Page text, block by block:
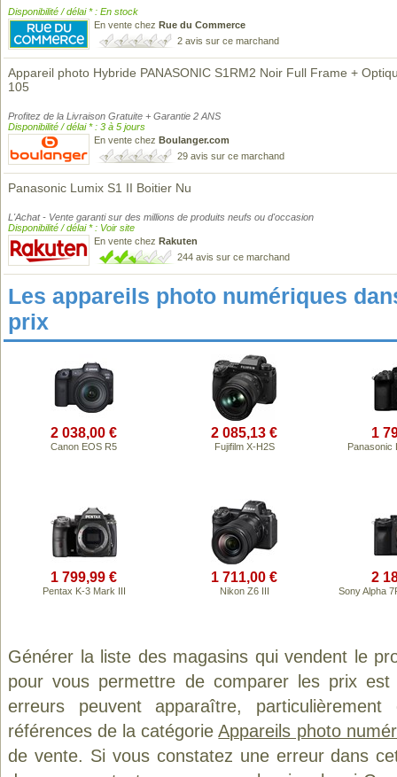
Disponibilité / délai * : En stock
En vente chez Rue du Commerce
2 avis sur ce marchand
Appareil photo Hybride PANASONIC S1RM2 Noir Full Frame +
105
Profitez de la Livraison Gratuite + Garantie 2 ANS
Disponibilité / délai * : 3 à 5 jours
En vente chez Boulanger.com
29 avis sur ce marchand
Panasonic Lumix S1 II Boitier Nu
L'Achat - Vente garanti sur des millions de produits neufs ou d'occasion
Disponibilité / délai * : Voir site
En vente chez Rakuten
244 avis sur ce marchand
Les appareils photo numériques
prix
2 038,00 €
Canon EOS R5
2 085,13 €
Fujifilm X-H2S
1
Panasonic
1 799,99 €
Pentax K-3 Mark III
1 711,00 €
Nikon Z6 III
2
Sony Alpha
Générer la liste des magasins qui vendent le
pour vous permettre de comparer les prix
erreurs peuvent apparaître,
références de la catégorieAppareils photo
de vente. Si vous constatez une erreur dans